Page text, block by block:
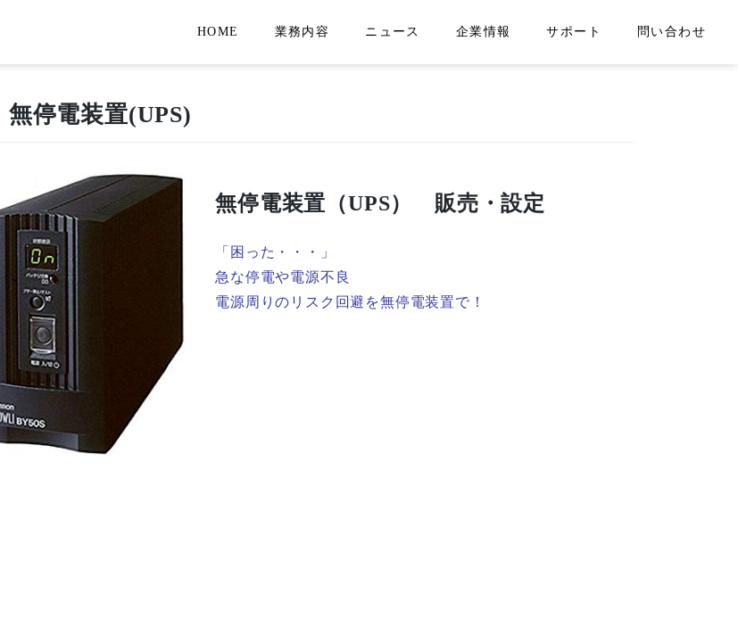
HOME 業務内容 ニュース 企業情報 サポート 問い合わせ
無停電装置(UPS)
無停電装置（UPS） 販売・設定
「困った・・・」
急な停電や電源不良
電源周りのリスク回避を無停電装置で！